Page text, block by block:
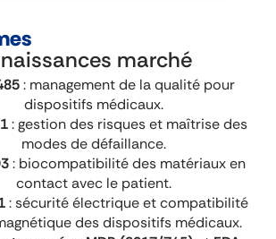
marché
: management de la qualité pour
dispositifs médicaux.
: gestion des risques et maîtrise des
modes de défaillance.
: biocompatibilité des matériaux en
contact avec le patient.
: sécurité électrique et compatibilité
des dispositifs médicaux.